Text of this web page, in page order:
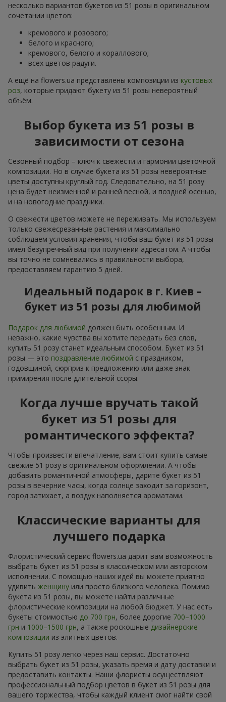
несколько вариантов букетов из 51 розы в оригинальном
сочетании цветов:
кремового и розового;
белого и красного;
кремового, белого и кораллового;
всех цветов радуги.
А ещё на flowers.ua представлены композиции из кустовых
роз, которые придают букету из 51 розы невероятный
объём.
Выбор букета из 51 розы в
зависимости от сезона
Сезонный подбор – ключ к свежести и гармонии цветочной
композиции. Но в случае букета из 51 розы невероятные
цветы доступны круглый год. Следовательно, на 51 розу
цена будет неизменной и ранней весной, и поздней осенью,
и на новогодние праздники.
О свежести цветов можете не переживать. Мы используем
только свежесрезанные растения и максимально
соблюдаем условия хранения, чтобы ваш букет из 51 розы
имел безупречный вид при получении адресатом. А чтобы
вы точно не сомневались в правильности выбора,
предоставляем гарантию 5 дней.
Идеальный подарок в г. Киев –
букет из 51 розы для любимой
Подарок для любимой должен быть особенным. И
неважно, какие чувства вы хотите передать без слов,
купить 51 розу станет идеальным способом. Букет из 51
розы — это поздравление любимой с праздником,
годовщиной, сюрприз к предложению или даже знак
примирения после длительной ссоры.
Когда лучше вручать такой
букет из 51 розы для
романтического эффекта?
Чтобы произвести впечатление, вам стоит купить самые
свежие 51 розу в оригинальном оформлении. А чтобы
добавить романтичной атмосферы, дарите букет из 51
розы в вечерние часы, когда солнце заходит за горизонт,
город затихает, а воздух наполняется ароматами.
Классические варианты для
лучшего подарка
Флористический сервис flowers.ua дарит вам возможность
выбрать букет из 51 розы в классическом или авторском
исполнении. С помощью наших идей вы можете приятно
удивить женщину или просто близкого человека. Помимо
букета из 51 розы, вы можете найти различные
флористические композиции на любой бюджет. У нас есть
букеты стоимостью до 700 грн, более дорогие 700–1000
грн и 1000–1500 грн, а также роскошные дизайнерские
композиции из элитных цветов.
Купить 51 розу легко через наш сервис. Достаточно
выбрать букет из 51 розы, указать время и дату доставки и
предоставить контакты. Наши флористы осуществляют
профессиональный подбор цветов в букет из 51 розы для
вашего торжества, чтобы каждый клиент смог найти свой